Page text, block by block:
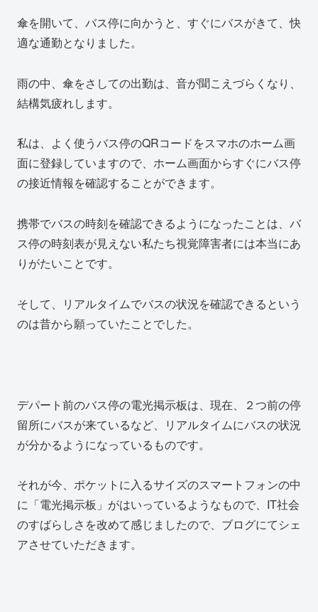
傘を開いて、バス停に向かうと、すぐにバスがきて、快
適な通勤となりました。
雨の中、傘をさしての出勤は、音が聞こえづらくなり、
結構気疲れします。
私は、よく使うバス停のQRコードをスマホのホーム画
面に登録していますので、ホーム画面からすぐにバス停
の接近情報を確認することができます。
携帯でバスの時刻を確認できるようになったことは、バ
ス停の時刻表が見えない私たち視覚障害者には本当にあ
りがたいことです。
そして、リアルタイムでバスの状況を確認できるという
のは昔から願っていたことでした。
デパート前のバス停の電光掲示板は、現在、２つ前の停
留所にバスが来ているなど、リアルタイムにバスの状況
が分かるようになっているものです。
それが今、ポケットに入るサイズのスマートフォンの中
に「電光掲示板」がはいっているようなもので、IT社会
のすばらしさを改めて感じましたので、ブログにてシェ
アさせていただきます。